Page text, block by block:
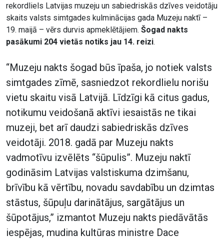
rekordliels Latvijas muzeju un sabiedriskās dzīves veidotāju
skaits valsts simtgades kulminācijas gada Muzeju naktī –
19. maijā – vērs durvis apmeklētājiem. Šogad nakts
pasākumi 204 vietās notiks jau 14. reizi.
“Muzeju nakts šogad būs īpaša, jo notiek valsts
simtgades zīmē, sasniedzot rekordlielu norišu
vietu skaitu visā Latvijā. Līdzīgi kā citus gadus,
notikumu veidošanā aktīvi iesaistās ne tikai
muzeji, bet arī daudzi sabiedriskās dzīves
veidotāji. 2018. gadā par Muzeju nakts
vadmotīvu izvēlēts “šūpulis”. Muzeju naktī
godināsim Latvijas valstiskuma dzimšanu,
brīvību kā vērtību, novadu savdabību un dzimtas
stāstus, šūpuļu darinātājus, sargātājus un
šūpotājus,” izmantot Muzeju nakts piedāvātās
iespējas, mudina kultūras ministre Dace